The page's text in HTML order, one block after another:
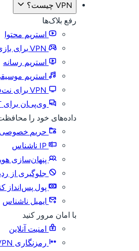
VPN چیست؟
رفع بلاک‌ها
استریم محتوا
VPN برای بازی
استریم رسانه
استریم موسیقی
VPN برای نت‌فلیکس
وی‌پی‌ان برای ChatGPT
داده‌های خود را محافظت
حریم خصوصی
IP ناشناس
پنهان‌سازی
جلوگیری از
پول پس‌انداز
ایمیل ناشناس
با امان مرور کنید
امنیت آنلاین
رمزنگاری VPN